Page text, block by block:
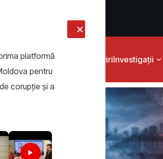
ȘtiriInvestigații
platformă
pentru
corupţie şi a